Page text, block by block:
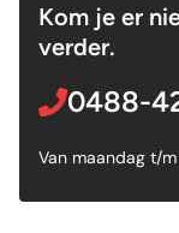
Kom je er
verder.
0488-
Van maandag t/